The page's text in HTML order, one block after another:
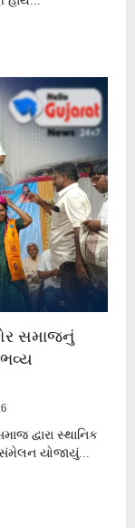
સમાજનું
ભવ્ય
દ્વારા સ્થાનિક
યોજાયું...